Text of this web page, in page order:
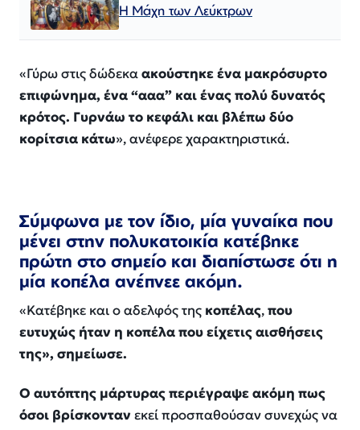
Η Μάχη των Λεύκτρων
«Γύρω στις δώδεκαακούστηκε ένα μακρόσυρτο
επιφώνημα, ένα “ααα” και ένας πολύ δυνατός
κρότος. Γυρνάω το κεφάλι και βλέπω δύο
κορίτσια κάτω», ανέφερε χαρακτηριστικά.
Σύμφωνα με τον ίδιο, μία γυναίκα που
μένει στην πολυκατοικία κατέβηκε
πρώτη στο σημείο και διαπίστωσε ότι η
μία κοπέλα ανέπνεε ακόμη.
«Κατέβηκε και ο αδελφός της κοπέλας,που
ευτυχώς ήταν η κοπέλα που είχετις αισθήσεις
της», σημείωσε.
Ο αυτόπτης μάρτυρας περιέγραψε ακόμη πως
όσοι βρίσκοντανεκεί προσπαθούσαν συνεχώς να